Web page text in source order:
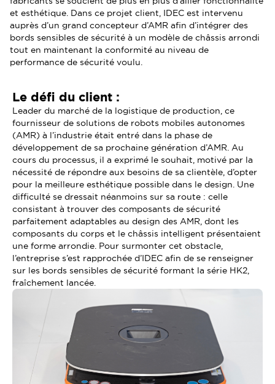
et esthétique. Dans ce projet client, IDEC est intervenu
auprès d’un grand concepteur d’AMR afin d’intégrer des
bords sensibles de sécurité à un modèle de châssis arrondi
tout en maintenant la conformité au niveau de
performance de sécurité voulu.
Le défi du client :
Leader du marché de la logistique de production, ce
fournisseur de solutions de robots mobiles autonomes
(AMR) à l’industrie était entré dans la phase de
développement de sa prochaine génération d’AMR. Au
cours du processus, il a exprimé le souhait, motivé par la
nécessité de répondre aux besoins de sa clientèle, d’opter
pour la meilleure esthétique possible dans le design. Une
difficulté se dressait néanmoins sur sa route : celle
consistant à trouver des composants de sécurité
parfaitement adaptables au design des AMR, dont les
composants du corps et le châssis intelligent présentaient
une forme arrondie. Pour surmonter cet obstacle,
l’entreprise s’est rapprochée d’IDEC afin de se renseigner
sur les bords sensibles de sécurité formant la série HK2,
fraîchement lancée.